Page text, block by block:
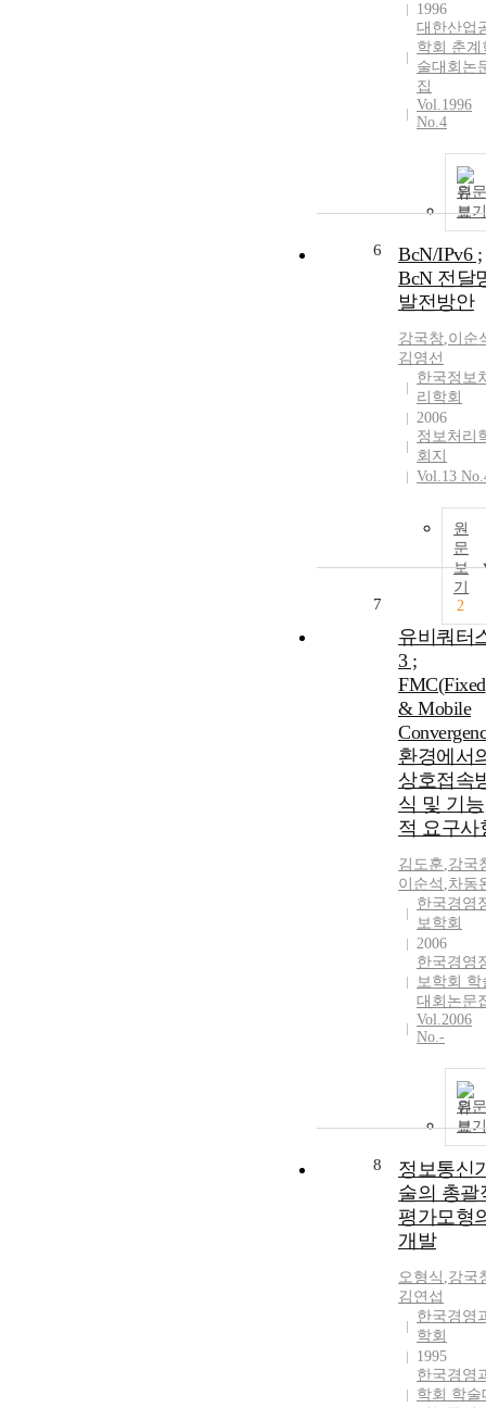
1996
대한산업
학회 춘계
술대회논
집
Vol.1996
No.4
원문
보기
6
BcN/IPv6 ;
BcN 전달
발전방안
강국창,이순
김영선
한국정보
리학회
2006
정보처리
회지
Vol.13
원
문
보
기
2
7
유비쿼터
3 ;
FMC(Fixed
& Mobile
환경에서
상호접속
식 및 기능
적 요구사
김도훈,강국
이순석 ,차동
한국경영
보학회
2006
한국경영
보학회 학
대회논문
Vol.2006
No.-
원문
보기
8
정보통신
술의 총괄
평가모형
개발
오형식 ,강국
김연섭
한국경영
학회
1995
한국경영
학회 학술